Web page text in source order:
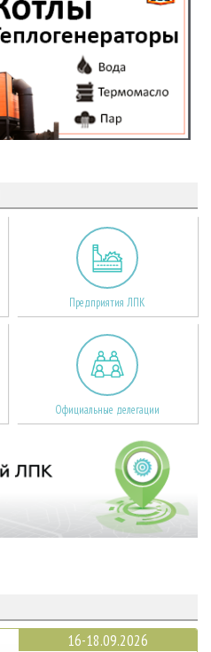
Предприятия ЛПК
Официальные делегации
16-18.09.2026